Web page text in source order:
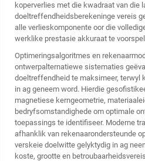
koperverlies met die kwadraat van die
doeltreffendheidsberekeninge vereis
alle verlieskomponente oor die
werklike prestasie akkuraat te
Optimeringsalgoritmes en
ontwerpalternatiewe sistematies
doeltreffendheid te maksimeer, terwyl
in ag geneem word. Hierdie
magnetiese kerngeometrie,
bedryfsomstandighede om optimale
toepassings te identifiseer. Moderne
afhanklik van rekenaarondersteunde
verskeie doelwitte gelyktydig in ag
koste, grootte en